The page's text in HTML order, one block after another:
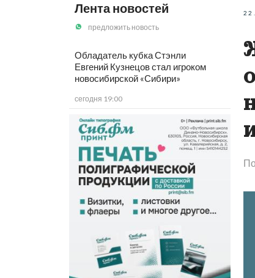
Лента новостей
предложить новость
Обладатель кубка Стэнли
Евгений Кузнецов стал игроком
новосибирской «Сибири»
сегодня 19:00